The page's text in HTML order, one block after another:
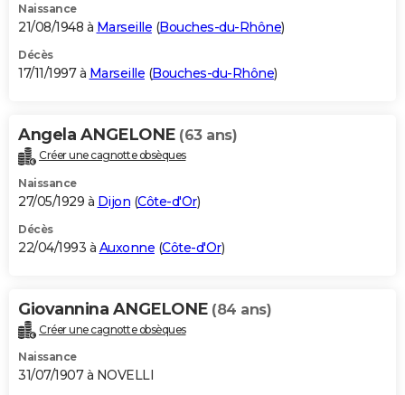
Naissance
21/08/1948 à Marseille (Bouches-du-Rhône)
Décès
17/11/1997 à Marseille (Bouches-du-Rhône)
Angela ANGELONE (63 ans)
Créer une cagnotte obsèques
Naissance
27/05/1929 à Dijon (Côte-d'Or)
Décès
22/04/1993 à Auxonne (Côte-d'Or)
Giovannina ANGELONE (84 ans)
Créer une cagnotte obsèques
Naissance
31/07/1907 à NOVELLI